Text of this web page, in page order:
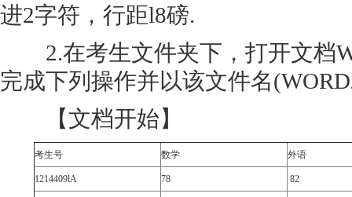
进2字符，行距l8磅.
2.在考生文件夹下，打开文档
完成下列操作并以该文件名
【文档开始】
考生号 数学 外语
1214409lA 78 82